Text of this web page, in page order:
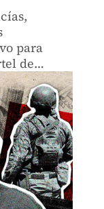
para
de
la